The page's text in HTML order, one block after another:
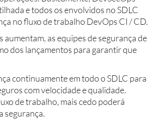
e todos os envolvidos no SDLC
no fluxo de trabalho DevOps CI / CD.
as equipes de segurança de
dos lançamentos para garantir que
continuamente em todo o SDLC para
com velocidade e qualidade.
de trabalho, mais cedo poderá
segurança.